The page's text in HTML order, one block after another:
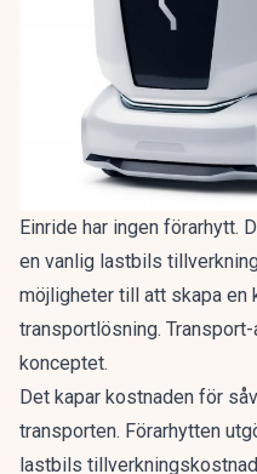
Einride har ingen förarhytt.
en vanlig lastbils
möjligheter till att skapa
transportlösning.
konceptet.
Det kapar kostnaden för
transporten. Förarhytten
lastbils